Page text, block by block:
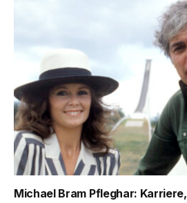
Michael Bram Pfleghar: